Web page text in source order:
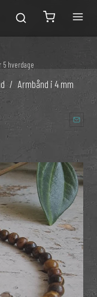
hverdage
/ Armbånd i 4 mm